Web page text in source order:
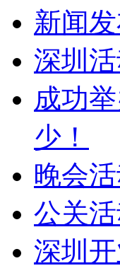
新闻
深圳
成功
少！
晚会
公关
深圳